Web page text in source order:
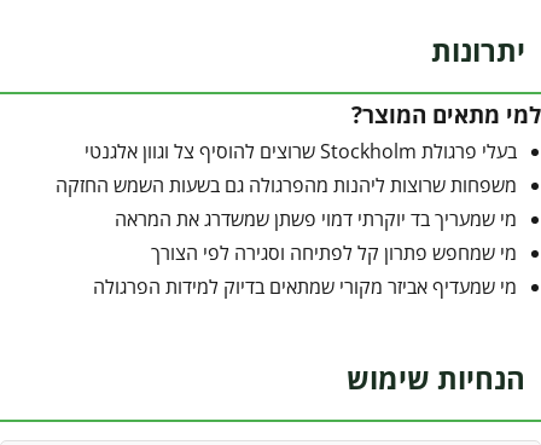
יתרונות
למי מתאים המוצר?
בעלי פרגולת Stockholm שרוצים להוסיף צל וגוון אלגנטי
משפחות שרוצות ליהנות מהפרגולה גם בשעות השמש החזקה
מי שמעריך בד יוקרתי דמוי פשתן שמשדרג את המראה
מי שמחפש פתרון קל לפתיחה וסגירה לפי הצורך
מי שמעדיף אביזר מקורי שמתאים בדיוק למידות הפרגולה
הנחיות שימוש